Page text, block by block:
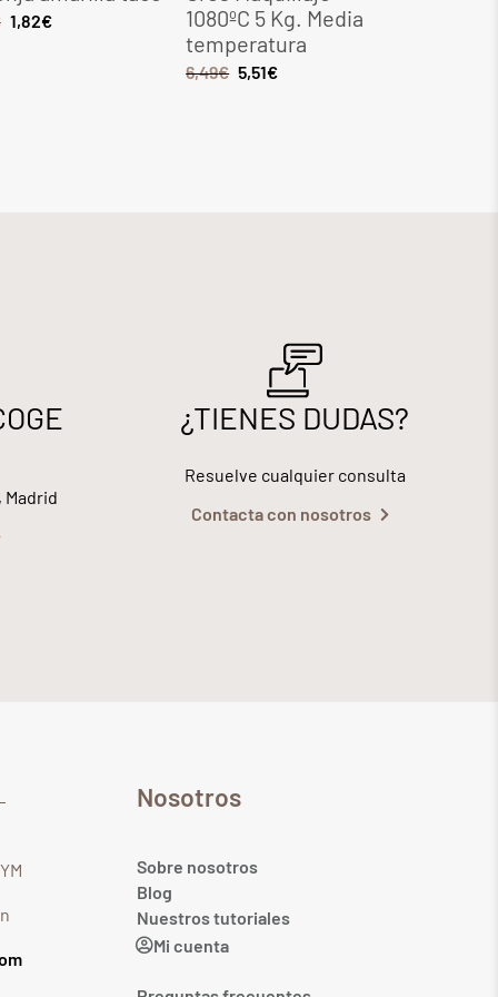
1,82€
1080ºC 5 Kg. Media
temperatura
6,49€ 5,51€
Madrid
¿TIENES DUDAS?
Resuelve cualquier consulta
Contacta con nosotros
Nosotros
Sobre nosotros
Blog
Nuestros tutoriales
Mi cuenta